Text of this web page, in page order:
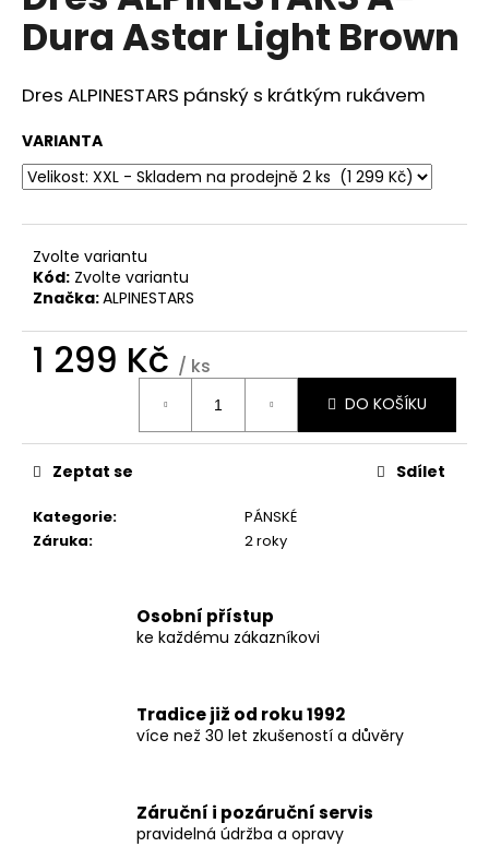
0,0
hvězdiček.
Dura Astar Light Brown
Dres ALPINESTARS pánský s krátkým rukávem
VARIANTA
Zvolte variantu
Kód: Zvolte variantu
Značka:ALPINESTARS
1 299 Kč / ks
DO KOŠÍKU
Kategorie:
PÁNSKÉ
Záruka: 2 roky
Zeptat se Sdílet
Osobní přístup
ke každému zákazníkovi
Tradice již od roku 1992
více než 30 let zkušeností a důvěry
Záruční i pozáruční servis
pravidelná údržba a opravy
a
j
í
t
?
D
r
u
u